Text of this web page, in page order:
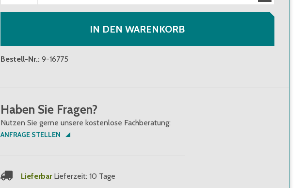
IN DEN WARENKORB
Bestell-Nr.: 9-16775
Haben Sie Fragen?
Nutzen Sie gerne unsere kostenlose Fachberatung:
ANFRAGE STELLEN
Lieferbar Lieferzeit: 10 Tage